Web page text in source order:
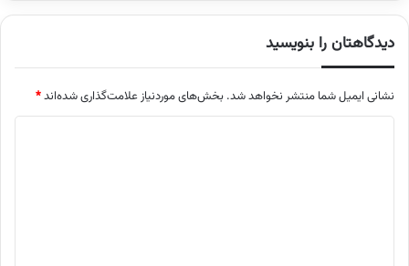
دیدگاهتان را بنویسید
نشانی ایمیل شما منتشر نخواهد شد. بخش‌های موردنیاز علامت‌گذاری شده‌اند*